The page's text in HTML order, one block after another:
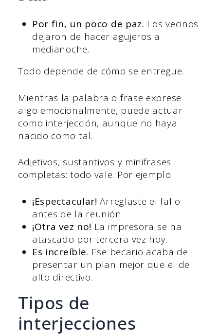
Por fin, un poco de paz. Los vecinos
dejaron de hacer agujeros a
medianoche.
Todo depende de cómo se entregue.
Mientras la palabra o frase exprese
algo emocionalmente, puede actuar
como interjección, aunque no haya
nacido como tal.
Adjetivos, sustantivos y minifrases
completas: todo vale. Por ejemplo:
¡Espectacular! Arreglaste el fallo
antes de la reunión.
¡Otra vez no! La impresora se ha
atascado por tercera vez hoy.
Es increíble. Ese becario acaba de
presentar un plan mejor que el del
alto directivo.
Tipos de
interjecciones